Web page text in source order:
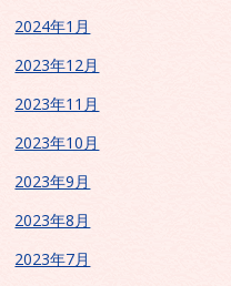
2024年1月
2023年12月
2023年11月
2023年10月
2023年9月
2023年8月
2023年7月